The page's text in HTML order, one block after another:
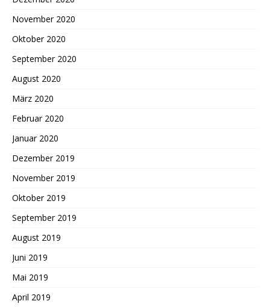
November 2020
Oktober 2020
September 2020
August 2020
März 2020
Februar 2020
Januar 2020
Dezember 2019
November 2019
Oktober 2019
September 2019
August 2019
Juni 2019
Mai 2019
April 2019